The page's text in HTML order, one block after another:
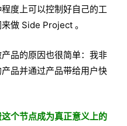
度上可以控制好自己的工
做 Side Project 。
品的原因也很简单：我非
品并通过产品带给用户快
个节点成为真正意义上的